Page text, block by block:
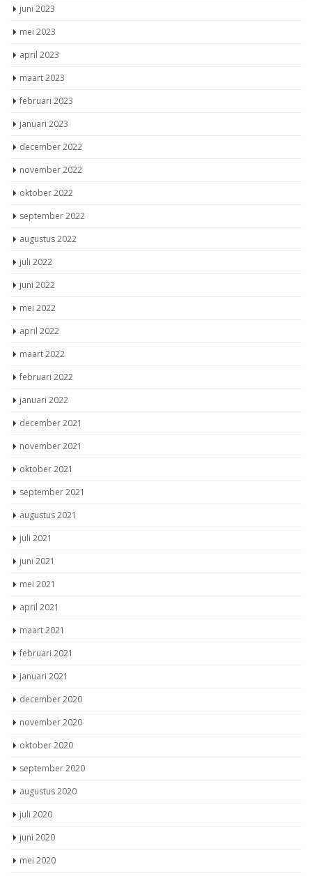
juni 2023
mei 2023
april 2023
maart 2023
februari 2023
januari 2023
december 2022
november 2022
oktober 2022
september 2022
augustus 2022
juli 2022
juni 2022
mei 2022
april 2022
maart 2022
februari 2022
januari 2022
december 2021
november 2021
oktober 2021
september 2021
augustus 2021
juli 2021
juni 2021
mei 2021
april 2021
maart 2021
februari 2021
januari 2021
december 2020
november 2020
oktober 2020
september 2020
augustus 2020
juli 2020
juni 2020
mei 2020